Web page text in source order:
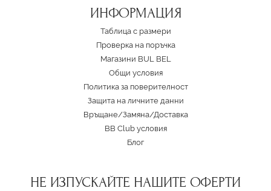
ИНФОРМАЦИЯ
Таблица с размери
Проверка на поръчка
Магазини BUL BEL
Oбщи условия
Политика за поверителност
Защита на личните данни
Връщане/Замяна/Доставка
BB Club условия
Блог
НЕ ИЗПУСКАЙТЕ НАШИТЕ ОФЕРТИ